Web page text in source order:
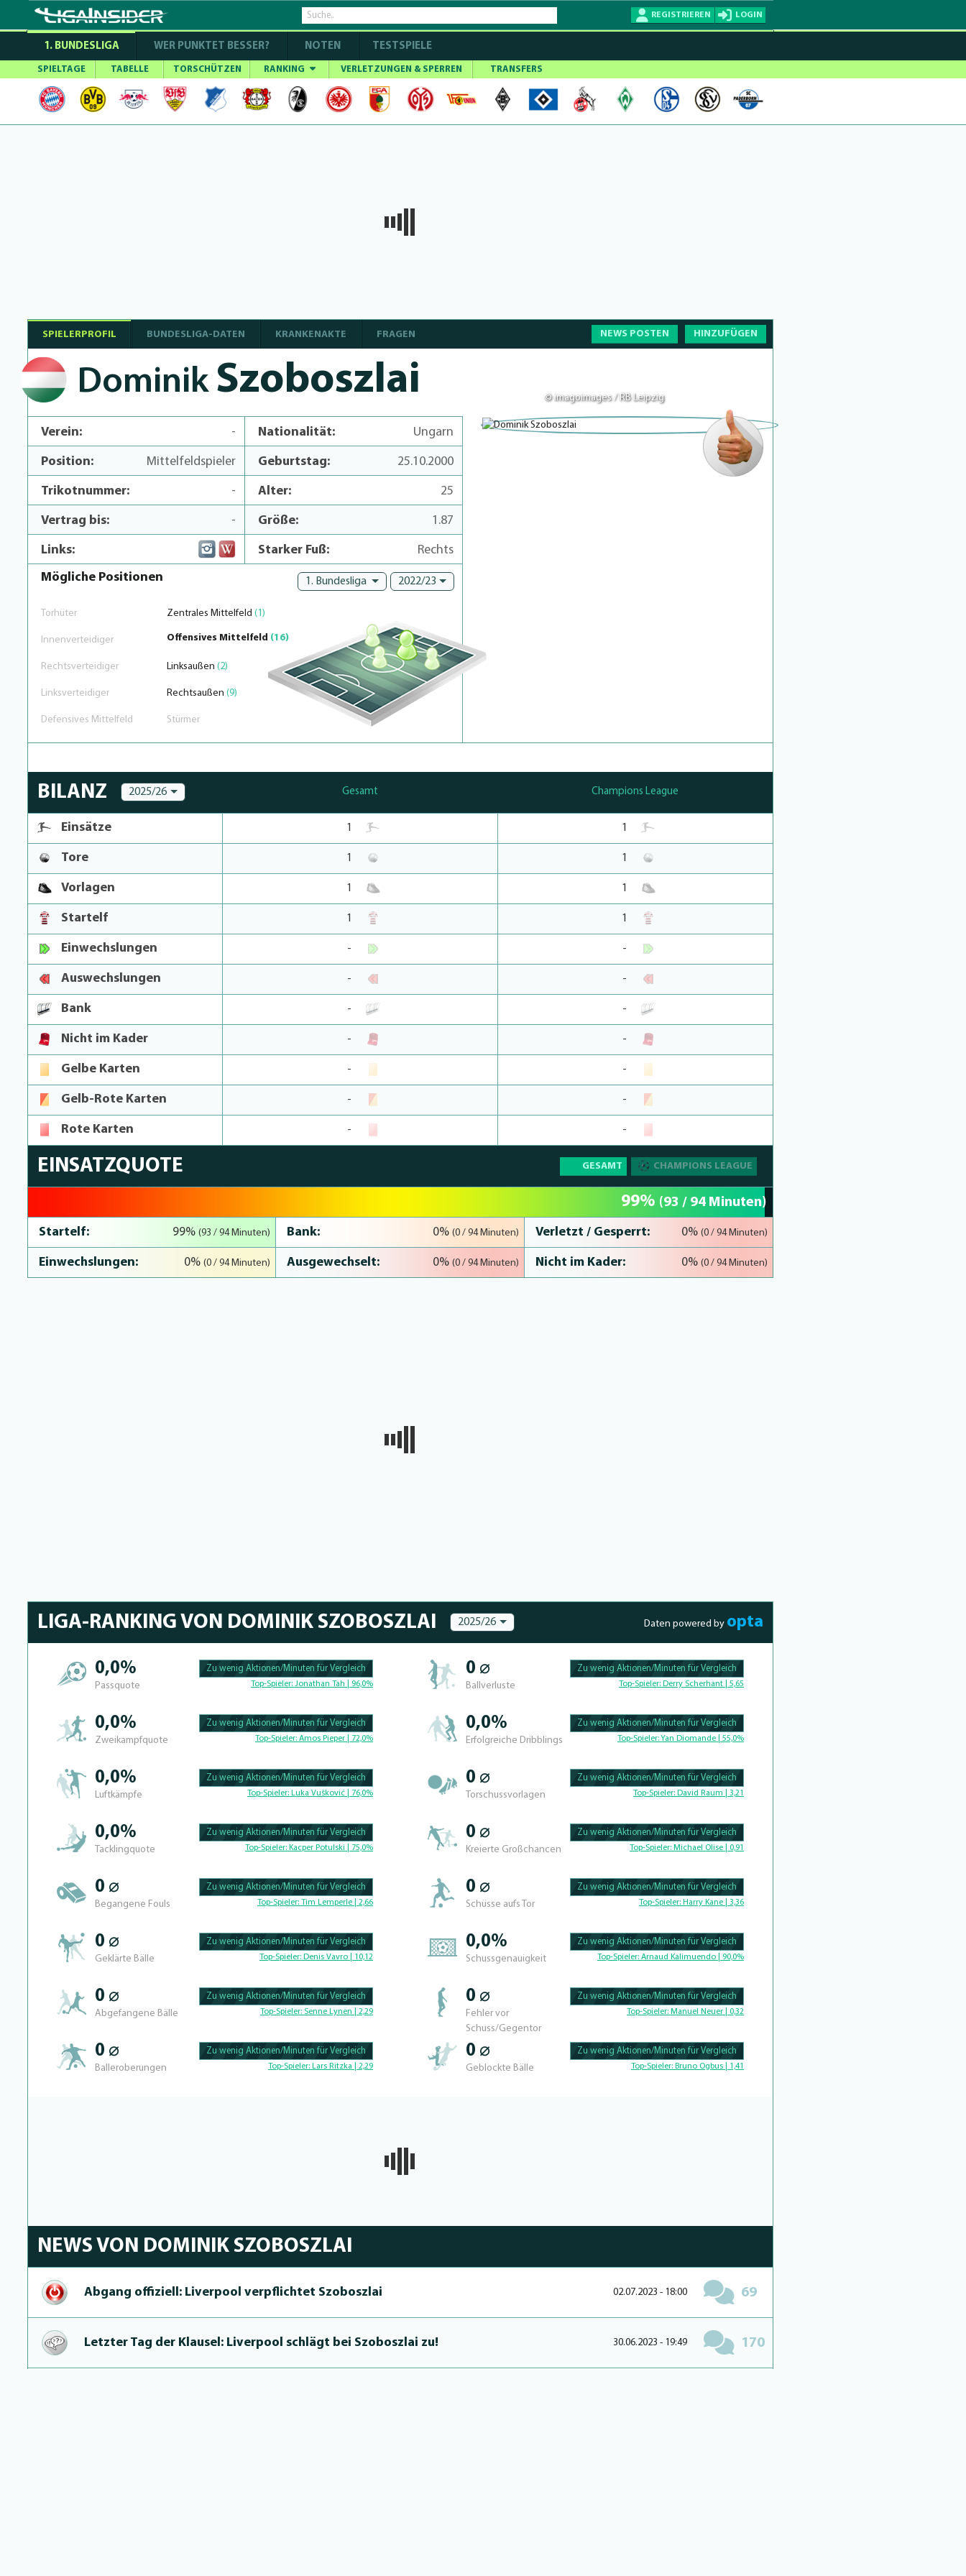
REGISTRIEREN LOGIN
1. BUNDESLIGA WER PUNKTET BESSER? NOTEN TESTSPIELE
SPIELTAGE TABELLE TORSCHÜTZEN RANKING VERLETZUNGEN & SPERREN TRANSFERS
SPIELERPROFIL BUNDESLIGA-DATEN KRANKENAKTE FRAGEN NEWS POSTEN HINZUFÜGEN
Dominik Szoboszlai
Verein: -
Position: Mittelfeldspieler
Trikotnummer: -
Vertrag bis: -
Links:
Nationalität: Ungarn
Geburtstag: 25.10.2000
Alter: 25
Größe: 1.87
Starker Fuß:
Rechts
Mögliche Positionen
1. Bundesliga 2022/23
Torhüter Zentrales Mittelfeld (1)
Innenverteidiger Offensives Mittelfeld (16)
Rechtsverteidiger Linksaußen (2)
Linksverteidiger Rechtsaußen (9)
Defensives Mittelfeld Stürmer
© imagoimages / RB Leipzig
BILANZ 2025/26 Gesamt Champions League
Einsätze 1 1
Tore 1 1
Vorlagen 1 1
Startelf 1 1
Einwechslungen - -
Auswechslungen - -
Bank - -
Nicht im Kader - -
Gelbe Karten - -
Gelb-Rote Karten - -
Rote Karten - -
EINSATZQUOTE GESAMT CHAMPIONS LEAGUE
99% (93 / 94 Minuten)
Startelf: 99%(93 / 94 Minuten) Bank: 0% (0 / 94 Minuten) Verletzt / Gesperrt: 0% (0 / 94 Minuten)
Einwechslungen: 0%(0 / 94 Minuten) Ausgewechselt: 0% (0 / 94 Minuten) Nicht im Kader: 0% (0 / 94 Minuten)
LIGA-RANKING VON DOMINIK SZOBOSZLAI 2025/26 Daten powered by opta
0,0%
Passquote
100.39682539683% Complete
Zu wenig Aktionen/Minuten für Vergleich
Top-Spieler: Jonathan Tah | 96,0%
0,0%
Zweikampfquote
100.390625% Complete
Zu wenig Aktionen/Minuten für Vergleich
Top-Spieler: Amos Pieper | 72,0%
0,0%
Luftkämpfe
100.41493775934% Complete
Zu wenig Aktionen/Minuten für Vergleich
Top-Spieler: Luka Vušković | 76,0%
0,0%
Tacklingquote
100.39682539683% Complete
Zu wenig Aktionen/Minuten für Vergleich
Top-Spieler: Kacper Potulski | 75,0%
0 ⌀
Begangene Fouls
100.4% Complete
Zu wenig Aktionen/Minuten für Vergleich
Top-Spieler: Tim Lemperle | 2,66
0 ⌀
Geklärte Bälle
100.46728971963% Complete
Zu wenig Aktionen/Minuten für Vergleich
Top-Spieler: Denis Vavro | 10,12
0 ⌀
Abgefangene Bälle
100.43859649123% Complete
Zu wenig Aktionen/Minuten für Vergleich
Top-Spieler: Senne Lynen | 2,29
0 ⌀
Balleroberungen
100.40650406504% Complete
Zu wenig Aktionen/Minuten für Vergleich
Top-Spieler: Lars Ritzka | 2,29
0 ⌀
Ballverluste
100.47619047619% Complete
Zu wenig Aktionen/Minuten für Vergleich
Top-Spieler: Derry Scherhant | 5,65
0,0%
Erfolgreiche Dribblings
100.46296296296% Complete
Zu wenig Aktionen/Minuten für Vergleich
Top-Spieler:Yan Diomande | 55,0%
0 ⌀
Torschussvorlagen
100.4329004329% Complete
Zu wenig Aktionen/Minuten für Vergleich
Top-Spieler: David Raum | 3,21
0 ⌀
Kreierte Großchancen
100.625% Complete
Zu wenig Aktionen/Minuten für Vergleich
Top-Spieler: Michael Olise | 0,91
0 ⌀
Schüsse aufs Tor
100.46296296296% Complete
Zu wenig Aktionen/Minuten für Vergleich
Top-Spieler: Harry Kane | 3,36
0,0%
Schussgenauigkeit
100.42735042735% Complete
Zu wenig Aktionen/Minuten für Vergleich
Top-Spieler: Arnaud Kalimuendo | 90,0%
0 ⌀
Fehler vor
Schuss/Gegentor
100.56497175141% Complete
Zu wenig Aktionen/Minuten für Vergleich
Top-Spieler: Manuel Neuer | 0,32
0 ⌀
Geblockte Bälle
100.46728971963% Complete
Zu wenig Aktionen/Minuten für Vergleich
Top-Spieler: Bruno Ogbus | 1,41
NEWS VON DOMINIK SZOBOSZLAI
Abgang offiziell: Liverpool verpflichtet Szoboszlai 02.07.2023 - 18:00 69
Letzter Tag der Klausel: Liverpool schlägt bei Szoboszlai zu! 30.06.2023 - 19:49 170